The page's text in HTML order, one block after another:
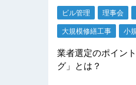
ビル管理 理事会
大規模修繕工事 小
業者選定のポイン
グ」とは？